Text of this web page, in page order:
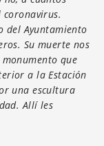
coronavirus.
del Ayuntamiento
Su muerte nos
que
a la Estación
una escultura
Allí les